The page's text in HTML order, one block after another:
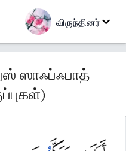
விருந்தினர்
ஸாஃப்ஃபாத்